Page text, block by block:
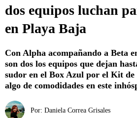
dos equipos luchan
en Playa Baja
Con Alpha acompañando a Beta
son dos los equipos que dejan
sudor en el Box Azul por el Kit
algo de comodidades en este
Por: Daniela Correa Grisales